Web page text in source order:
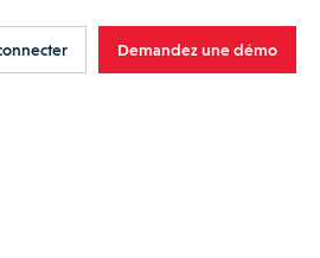
Demandez une démo